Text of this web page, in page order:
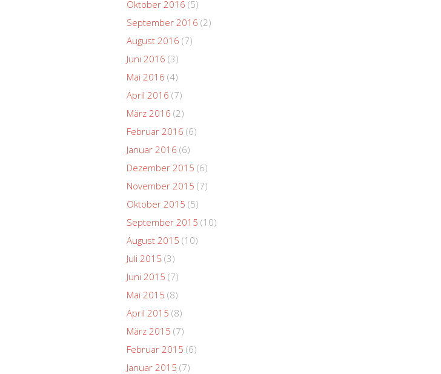
Oktober 2016 (5)
September 2016 (2)
August 2016 (7)
Juni 2016 (3)
Mai 2016 (4)
April 2016 (7)
März 2016 (2)
Februar 2016 (6)
Januar 2016 (6)
Dezember 2015 (6)
November 2015 (7)
Oktober 2015 (5)
September 2015 (10)
August 2015 (10)
Juli 2015 (3)
Juni 2015 (7)
Mai 2015 (8)
April 2015 (8)
März 2015 (7)
Februar 2015 (6)
Januar 2015 (7)